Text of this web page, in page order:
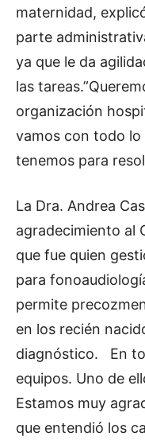
maternidad,
parte
ya que le da
las
organización
vamos con todo lo
tenemos para
La Dra. Andrea
agradecimiento al
que fue quien
para
permite
en los recién
diagnóstico. En
equipos. Uno de
Estamos muy
que entendió los